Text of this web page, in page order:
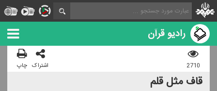
رادیو قرآن
2710 اشتراک چاپ
قاف مثل قلم